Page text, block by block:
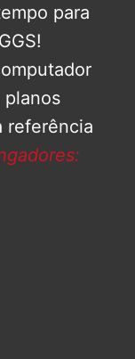
para
planos
referência